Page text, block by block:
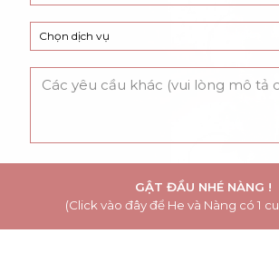
GẬT ĐẦU NHÉ NÀNG !
(Click vào đây để He và Nàng có 1